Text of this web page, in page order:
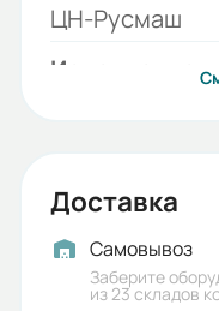
ЦН-Русмаш
Исполнение:
2500
Габариты
1.2x2x1
Доставка
Самовывоз
Заберите
из 23 складов